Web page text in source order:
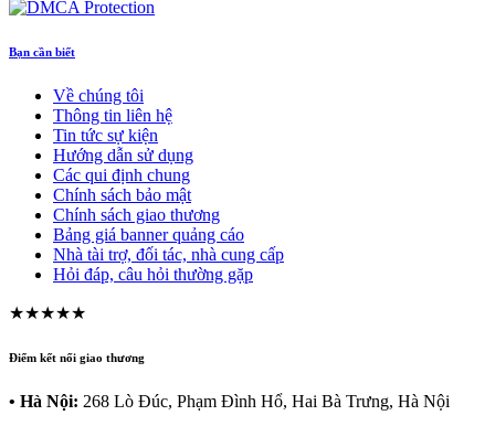
Bạn cần biết
Về chúng tôi
Thông tin liên hệ
Tin tức sự kiện
Hướng dẫn sử dụng
Các qui định chung
Chính sách bảo mật
Chính sách giao thương
Bảng giá banner quảng cáo
Nhà tài trợ, đối tác, nhà cung cấp
Hỏi đáp, câu hỏi thường gặp
★★★★★
Điểm kết nối giao thương
• Hà Nội: 268 Lò Đúc, Phạm Đình Hổ, Hai Bà Trưng, Hà Nội